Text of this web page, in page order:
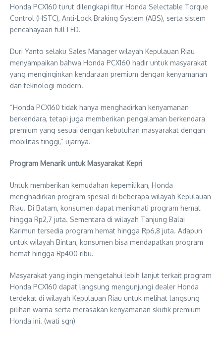
Honda PCX160 turut dilengkapi fitur Honda Selectable Torque
Control (HSTC), Anti-Lock Braking System (ABS), serta sistem
pencahayaan full LED.
Duri Yanto selaku Sales Manager wilayah Kepulauan Riau
menyampaikan bahwa Honda PCX160 hadir untuk masyarakat
yang menginginkan kendaraan premium dengan kenyamanan
dan teknologi modern.
“Honda PCX160 tidak hanya menghadirkan kenyamanan
berkendara, tetapi juga memberikan pengalaman berkendara
premium yang sesuai dengan kebutuhan masyarakat dengan
mobilitas tinggi,” ujarnya.
Program Menarik untuk Masyarakat Kepri
Untuk memberikan kemudahan kepemilikan, Honda
menghadirkan program spesial di beberapa wilayah Kepulauan
Riau. Di Batam, konsumen dapat menikmati program hemat
hingga Rp2,7 juta. Sementara di wilayah Tanjung Balai
Karimun tersedia program hemat hingga Rp6,8 juta. Adapun
untuk wilayah Bintan, konsumen bisa mendapatkan program
hemat hingga Rp400 ribu.
Masyarakat yang ingin mengetahui lebih lanjut terkait program
Honda PCX160 dapat langsung mengunjungi dealer Honda
terdekat di wilayah Kepulauan Riau untuk melihat langsung
pilihan warna serta merasakan kenyamanan skutik premium
Honda ini. (wati sgn)